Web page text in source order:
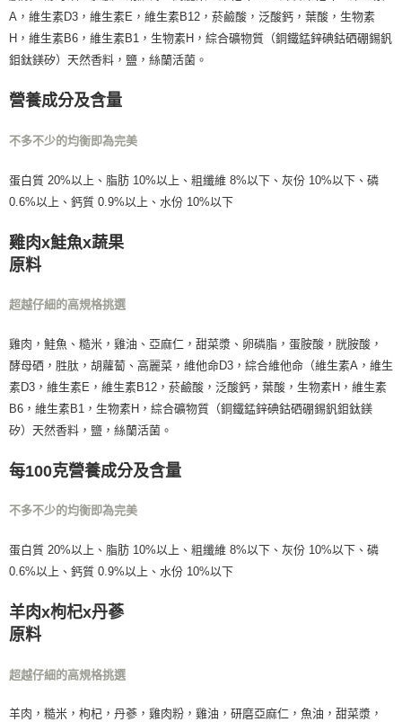
A，維生素D3，維生素E，維生素B12，菸鹼酸，泛酸鈣，葉酸，生物素
H，維生素B6，維生素B1，生物素H，綜合礦物質（銅鐵錳鋅碘鈷硒硼錫釩
鉬鈦鎂矽）天然香料，鹽，絲蘭活菌。
營養成分及含量
不多不少的均衡即為完美
蛋白質 20%以上、脂肪 10%以上、粗纖維 8%以下、灰份 10%以下、磷
0.6%以上、鈣質 0.9%以上、水份 10%以下
雞肉x鮭魚x蔬果
原料
超越仔細的高規格挑選
雞肉，鮭魚、糙米，雞油、亞麻仁，甜菜漿、卵磷脂，蛋胺酸，胱胺酸，
酵母硒，胜肽，胡蘿蔔、高麗菜，維他命D3，綜合維他命（維生素A，維生
素D3，維生素E，維生素B12，菸鹼酸，泛酸鈣，葉酸，生物素H，維生素
B6，維生素B1，生物素H，綜合礦物質（銅鐵錳鋅碘鈷硒硼錫釩鉬鈦鎂
矽）天然香料，鹽，絲蘭活菌。
每100克營養成分及含量
不多不少的均衡即為完美
蛋白質 20%以上、脂肪 10%以上、粗纖維 8%以下、灰份 10%以下、磷
0.6%以上、鈣質 0.9%以上、水份 10%以下
羊肉x枸杞x丹蔘
原料
超越仔細的高規格挑選
羊肉，糙米，枸杞，丹蔘，雞肉粉，雞油，研磨亞麻仁，魚油，甜菜漿，